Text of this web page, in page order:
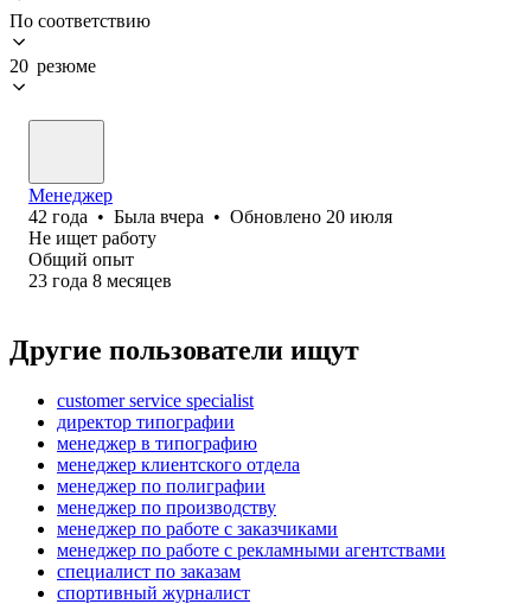
По соответствию
20 резюме
Менеджер
42 года • Была вчера • Обновлено 20 июля
Не ищет работу
Общий опыт
23 года 8 месяцев
Другие пользователи ищут
customer service specialist
директор типографии
менеджер в типографию
менеджер клиентского отдела
менеджер по полиграфии
менеджер по производству
менеджер по работе с заказчиками
менеджер по работе с рекламными агентствами
специалист по заказам
спортивный журналист